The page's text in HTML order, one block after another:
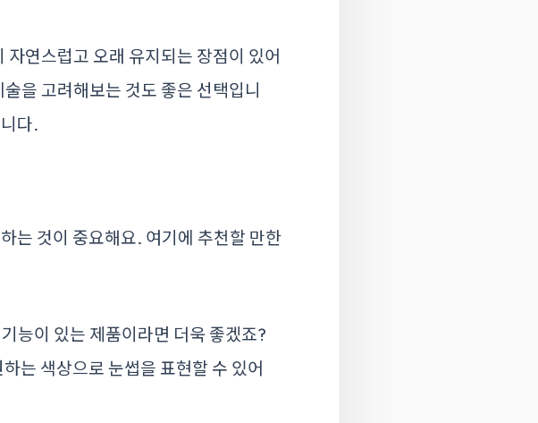
연스럽고 오래 유지되는 장점이 있어
을 고려해보는 것도 좋은 선택입니
다.
는 것이 중요해요. 여기에 추천할 만한
능이 있는 제품이라면 더욱 좋겠죠?
는 색상으로 눈썹을 표현할 수 있어